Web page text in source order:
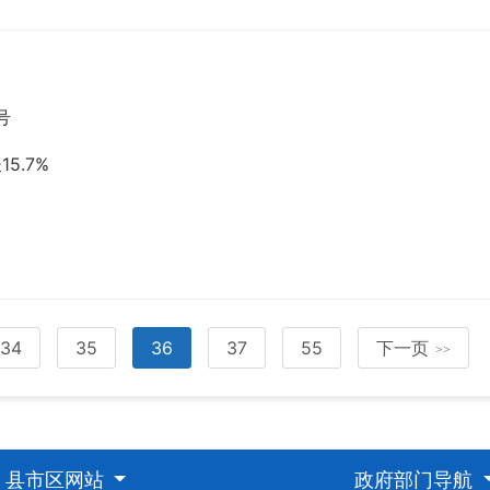
34 35 36 37 55 下一页 >>
县市区网站 政府部门导航